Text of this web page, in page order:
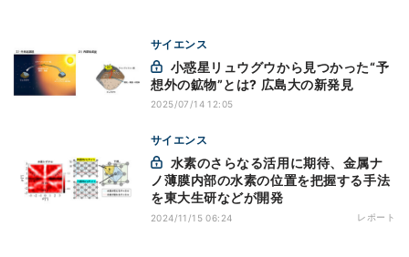
サイエンス
想外の鉱物”とは? 広島大の新発見
2025/07/14 12:05
サイエンス
ノ薄膜内部の水素の位置を把握する手法
を東大生研などが開発
2024/11/15 06:24 レポート